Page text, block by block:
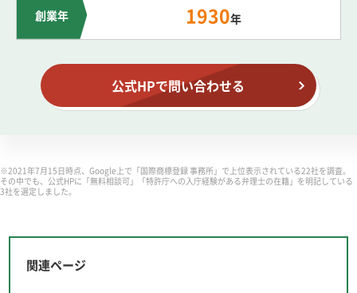
創業年 1930年
公式HPで問い合わせる
※2021年7月15日時点、Google上で「国際商標登録 事務所」で上位表示されている22社を調査。
その中でも、公式HPに「無料相談可」「特許庁への入庁経験がある弁理士の在籍」を明記している
3社を選定しました。
関連ページ